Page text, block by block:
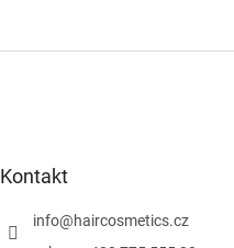
Kontakt
info@haircosmetics.cz